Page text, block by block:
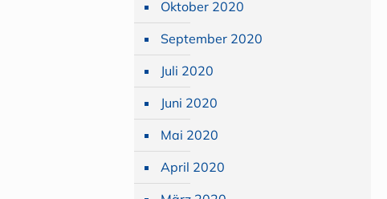
Oktober 2020
September 2020
Juli 2020
Juni 2020
Mai 2020
April 2020